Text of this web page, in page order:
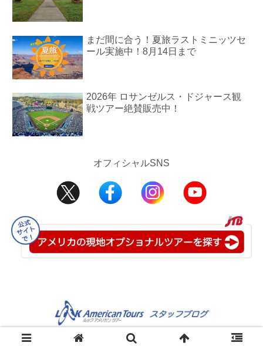
まだ間に合う！夏旅ラストミニッツセ
ール実施中！8月14日まで
2026年 ロサンゼルス・ドジャース観
戦ツアー絶賛販売中！
オフィシャルSNS
©2008-2025 JTB USA Inc.